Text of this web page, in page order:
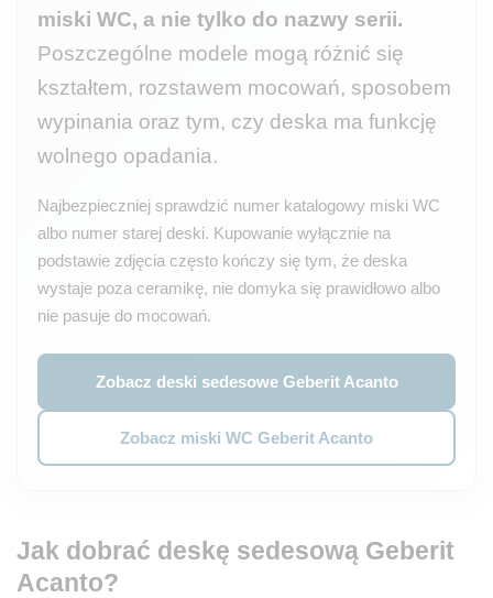
miski WC, a nie tylko do nazwy serii.
Poszczególne modele mogą różnić się
kształtem, rozstawem mocowań, sposobem
wypinania oraz tym, czy deska ma funkcję
wolnego opadania.
Najbezpieczniej sprawdzić numer katalogowy miski WC
albo numer starej deski. Kupowanie wyłącznie na
podstawie zdjęcia często kończy się tym, że deska
wystaje poza ceramikę, nie domyka się prawidłowo albo
nie pasuje do mocowań.
Zobacz deski sedesowe Geberit Acanto
Zobacz miski WC Geberit Acanto
Jak dobrać deskę sedesową Geberit
Acanto?